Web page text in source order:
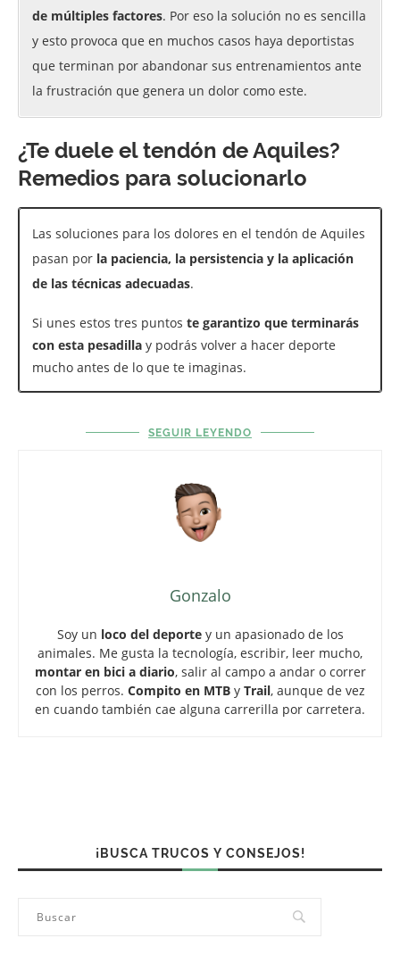
de múltiples factores. Por eso la solución no es sencilla
y esto provoca que en muchos casos haya deportistas
que terminan por abandonar sus entrenamientos ante
la frustración que genera un dolor como este.
¿Te duele el tendón de Aquiles?
Remedios para solucionarlo
Las soluciones para los dolores en el tendón de Aquiles
pasan por la paciencia, la persistencia y la aplicación
de las técnicas adecuadas.
Si unes estos tres puntos te garantizo que terminarás
con esta pesadilla y podrás volver a hacer deporte
mucho antes de lo que te imaginas.
SEGUIR LEYENDO
Gonzalo
Soy un loco del deportey un apasionado de los
animales. Me gusta la tecnología, escribir, leer mucho,
montar en bici a diario, salir al campo a andar o correr
con los perros. Compito en MTBy Trail, aunque de vez
en cuando también cae alguna carrerilla por carretera.
¡BUSCA TRUCOS Y CONSEJOS!